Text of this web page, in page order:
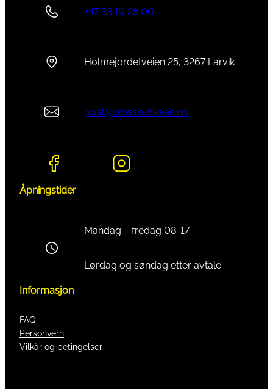
+47 33 19 28 00
Holmejordetveien 25, 3267 Larvik
post@crossbutikken.no
Åpningstider
Mandag – fredag 08-17
Lørdag og søndag etter avtale
Informasjon
FAQ
Personvern
Vilkår og betingelser